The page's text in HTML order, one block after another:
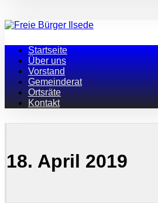
Startseite
Über uns
Vorstand
Gemeinderat
Ortsräte
Kontakt
18. April 2019